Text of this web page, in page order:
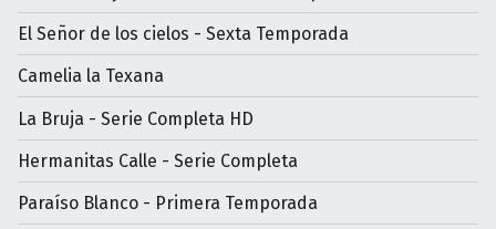
El Señor de los cielos - Sexta Temporada
Camelia la Texana
La Bruja - Serie Completa HD
Hermanitas Calle - Serie Completa
Paraíso Blanco - Primera Temporada